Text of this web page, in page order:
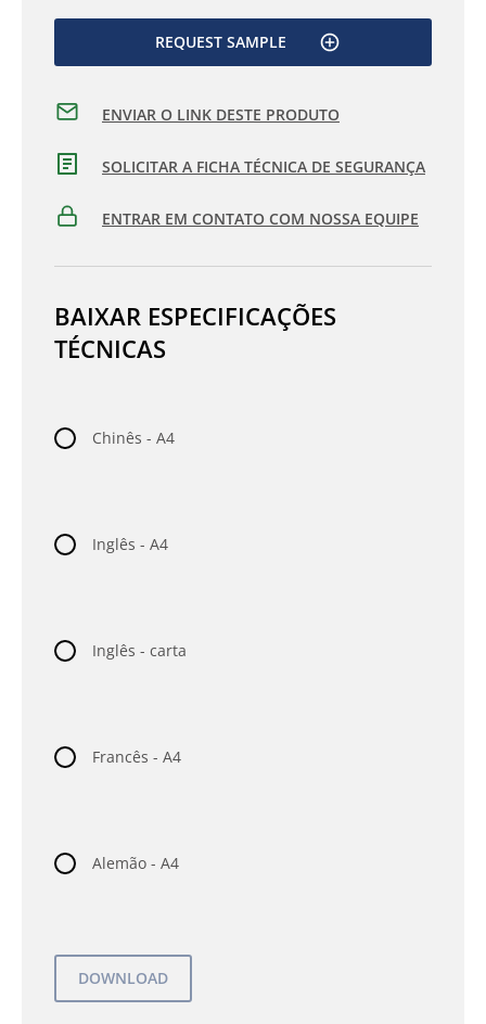
REQUEST SAMPLE
ENVIAR O LINK DESTE PRODUTO
SOLICITAR A FICHA TÉCNICA DE SEGURANÇA
ENTRAR EM CONTATO COM NOSSA EQUIPE
BAIXAR ESPECIFICAÇÕES
TÉCNICAS
Chinês - A4
Inglês - A4
Inglês - carta
Francês - A4
Alemão - A4